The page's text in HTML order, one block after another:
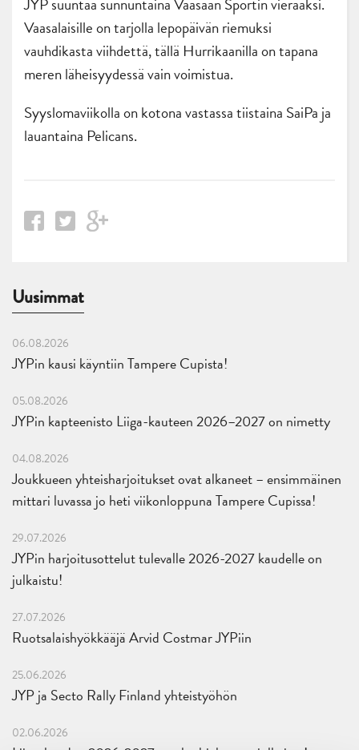
Vaasalaisille on tarjolla lepopäivän riemuksi
vauhdikasta viihdettä, tällä Hurrikaanilla on tapana
meren läheisyydessä vain voimistua.
Syyslomaviikolla on kotona vastassa tiistaina SaiPa ja
lauantaina Pelicans.
Uusimmat
06.08.2026
JYPin kausi käyntiin Tampere Cupista!
05.08.2026
JYPin kapteenisto Liiga-kauteen 2026–2027 on nimetty
04.08.2026
Joukkueen yhteisharjoitukset ovat alkaneet – ensimmäinen
mittari luvassa jo heti viikonloppuna Tampere Cupissa!
29.07.2026
JYPin harjoitusottelut tulevalle 2026-2027 kaudelle on
julkaistu!
27.07.2026
Ruotsalaishyökkääjä Arvid Costmar JYPiin
25.06.2026
JYP ja Secto Rally Finland yhteistyöhön
02.06.2026